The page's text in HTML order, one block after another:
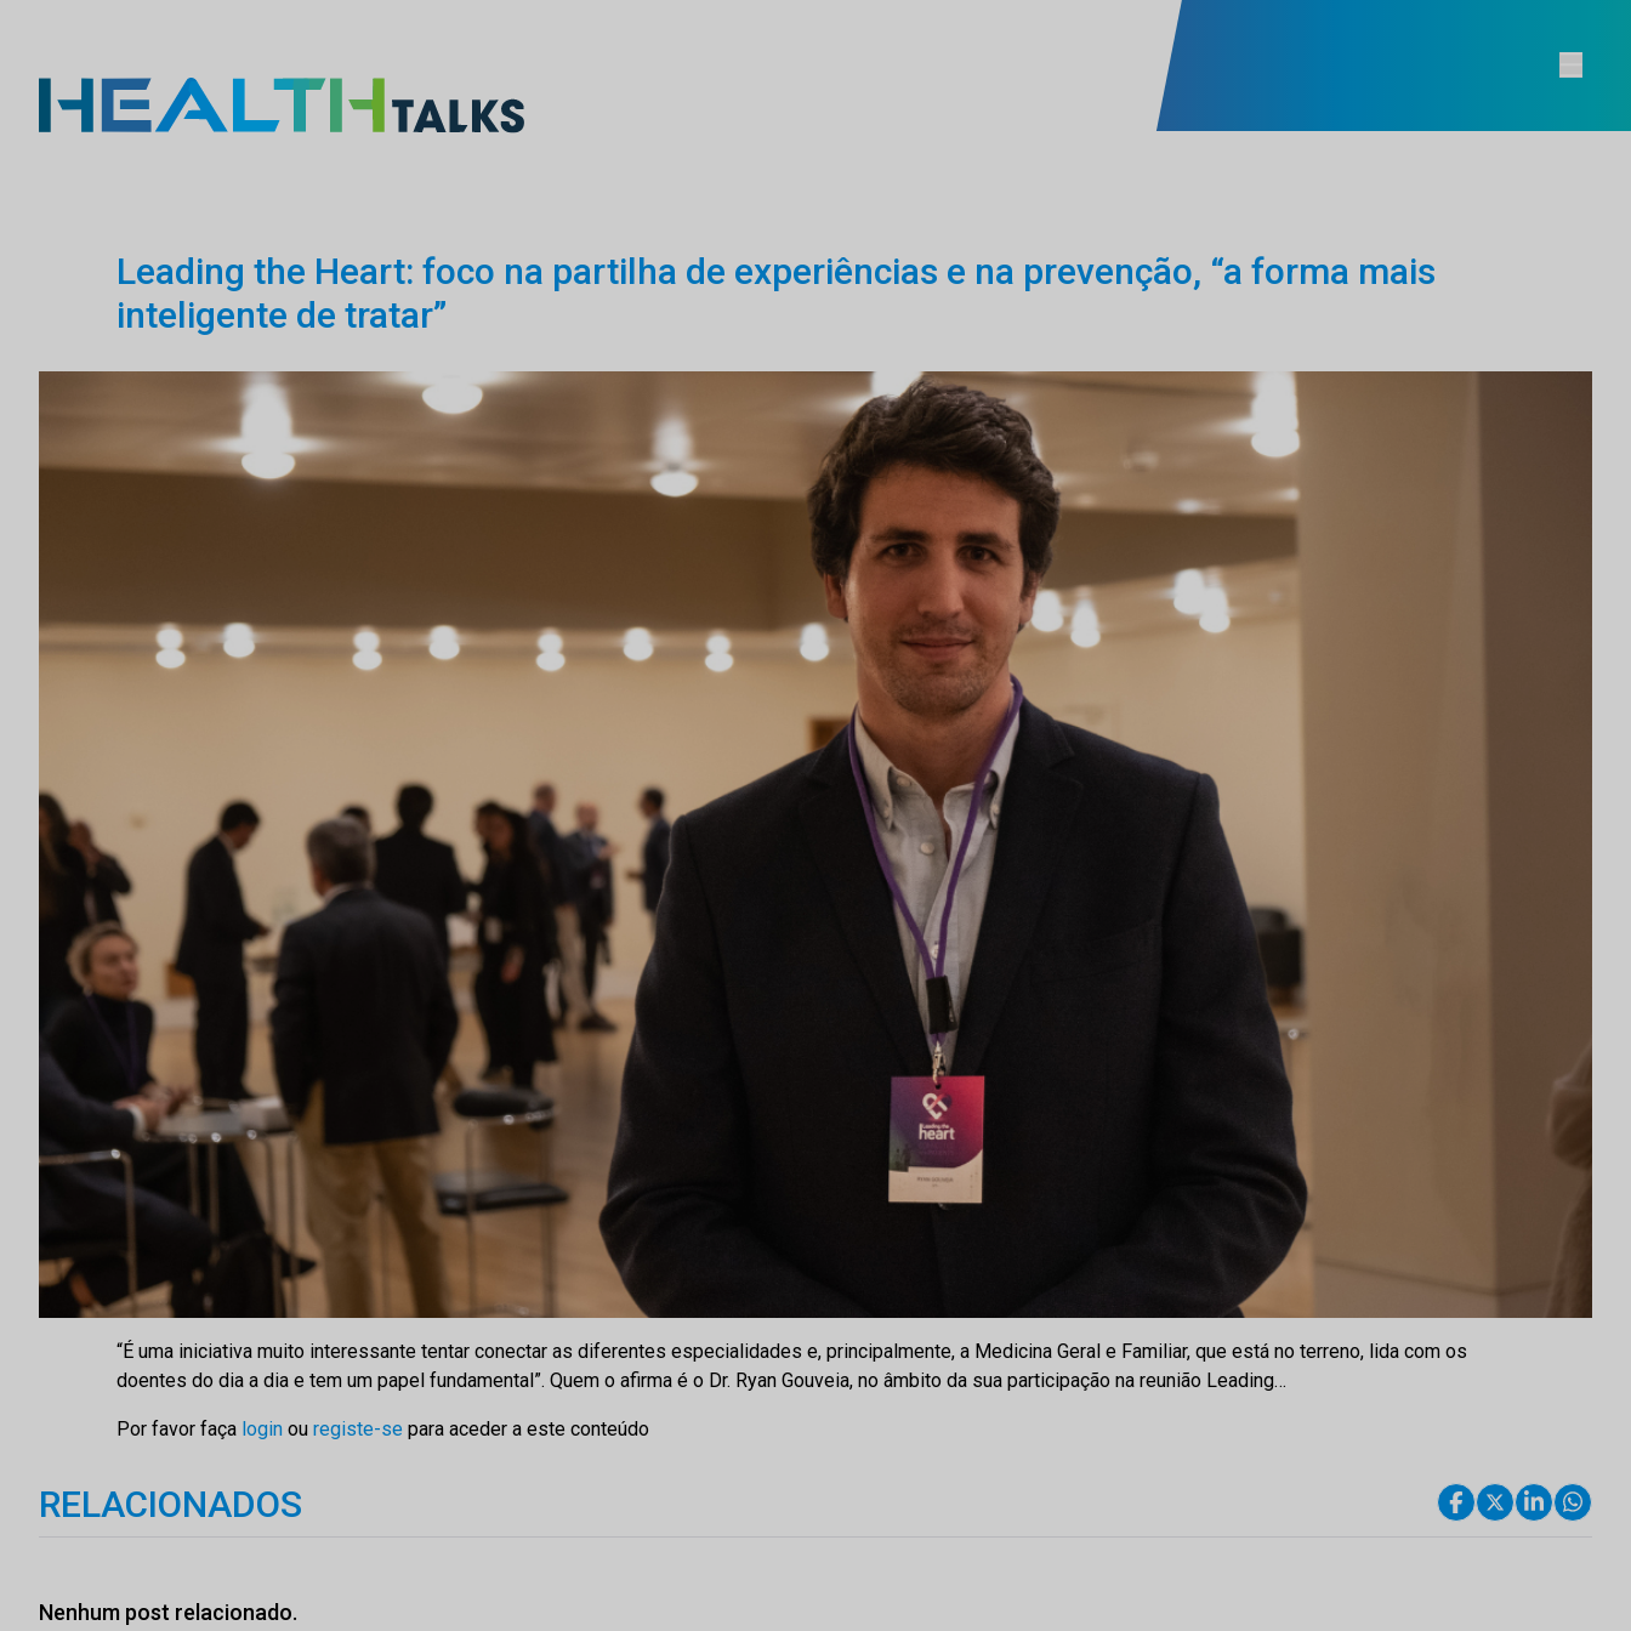
Leading the Heart: foco na partilha de experiências e na prevenção, “a forma mais
inteligente de tratar”
“É uma iniciativa muito interessante tentar conectar as diferentes especialidades e, principalmente, a Medicina Geral e Familiar, que está no terreno, lida com os
doentes do dia a dia e tem um papel fundamental”. Quem o afirma é o Dr. Ryan Gouveia, no âmbito da sua participação na reunião Leading…
Por favor faça login ou registe-se para aceder a este conteúdo
RELACIONADOS
Nenhum post relacionado.